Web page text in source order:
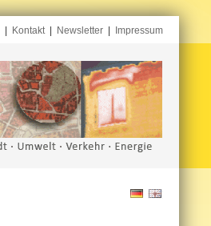
Kontakt| Newsletter Impressum